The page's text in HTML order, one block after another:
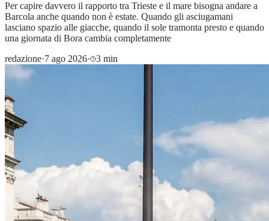
Per capire davvero il rapporto tra Trieste e il mare bisogna andare a
Barcola anche quando non è estate. Quando gli asciugamani
lasciano spazio alle giacche, quando il sole tramonta presto e quando
una giornata di Bora cambia completamente
redazione·7 ago 2026· 3 min